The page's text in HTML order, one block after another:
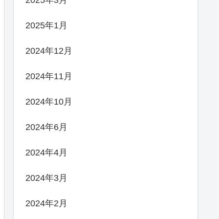
2025年1月
2024年12月
2024年11月
2024年10月
2024年6月
2024年4月
2024年3月
2024年2月